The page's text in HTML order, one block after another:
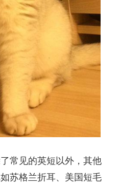
常见的英短以外，其他
苏格兰折耳、美国短毛